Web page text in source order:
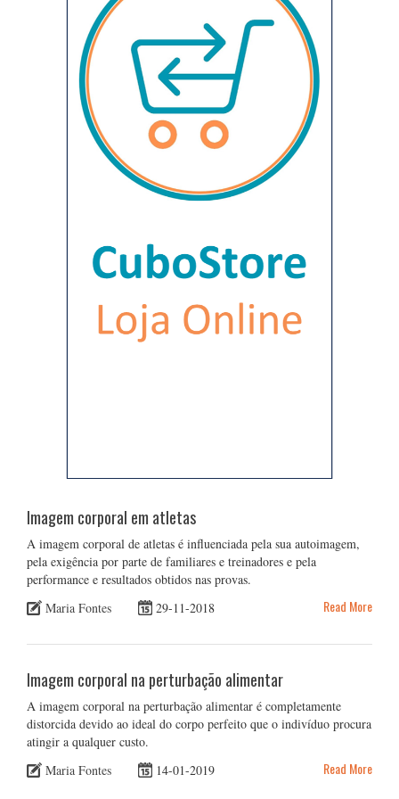
Imagem corporal em atletas
A imagem corporal de atletas é influenciada pela sua autoimagem,
pela exigência por parte de familiares e treinadores e pela
performance e resultados obtidos nas provas.
Maria Fontes
29-11-2018 Read More
Imagem corporal na perturbação alimentar
A imagem corporal na perturbação alimentar é completamente
distorcida devido ao ideal do corpo perfeito que o indivíduo procura
atingir a qualquer custo.
Maria Fontes
14-01-2019 Read More